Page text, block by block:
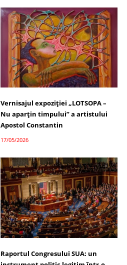
Vernisajul expoziției „LOTSOPA –
Nu aparțin timpului” a artistului
Apostol Constantin
17/05/2026
Raportul Congresului SUA: un